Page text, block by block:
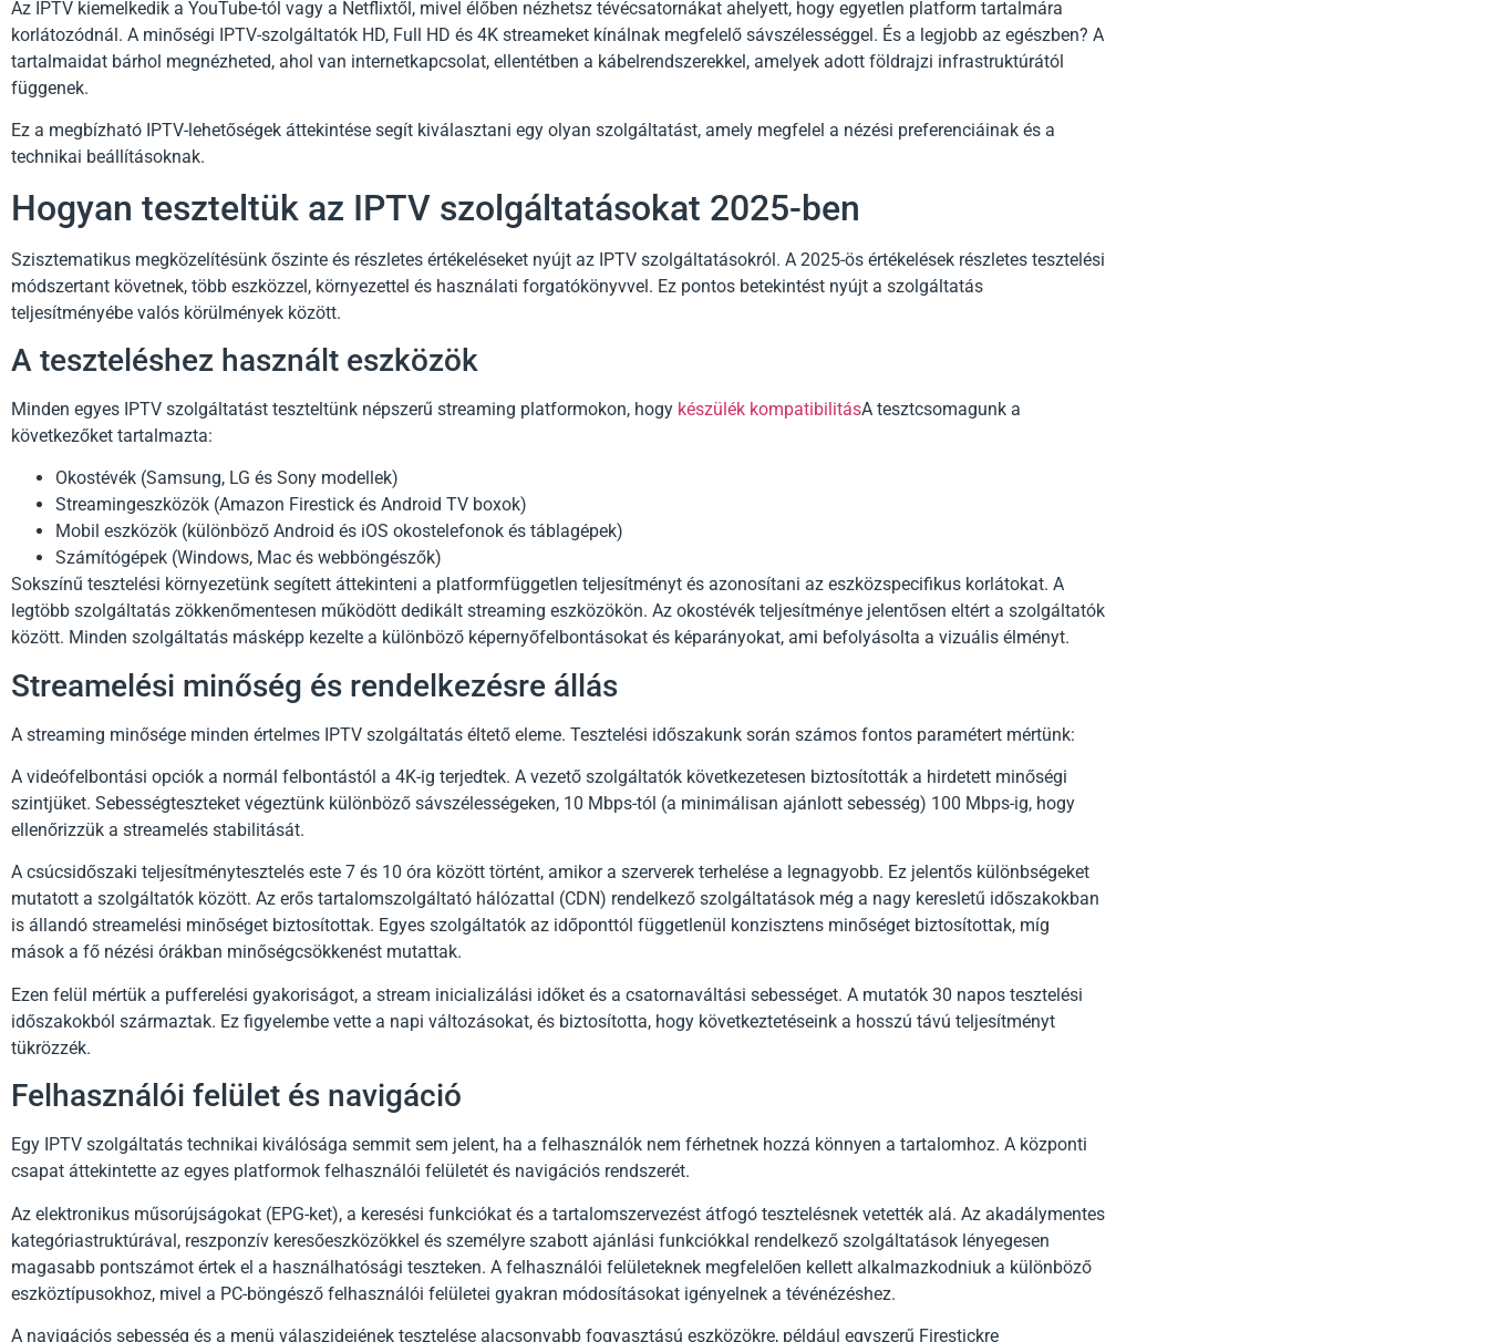
Az IPTV kiemelkedik a YouTube-tól vagy a Netflixtől, mivel élőben nézhetsz tévécsatornákat ahelyett, hogy egyetlen platform tartalmára
korlátozódnál. A minőségi IPTV-szolgáltatók HD, Full HD és 4K streameket kínálnak megfelelő sávszélességgel. És a legjobb az egészben? A
tartalmaidat bárhol megnézheted, ahol van internetkapcsolat, ellentétben a kábelrendszerekkel, amelyek adott földrajzi infrastruktúrától
függenek.
Ez a megbízható IPTV-lehetőségek áttekintése segít kiválasztani egy olyan szolgáltatást, amely megfelel a nézési preferenciáinak és a
technikai beállításoknak.
Hogyan teszteltük az IPTV szolgáltatásokat 2025-ben
Szisztematikus megközelítésünk őszinte és részletes értékeléseket nyújt az IPTV szolgáltatásokról. A 2025-ös értékelések részletes tesztelési
módszertant követnek, több eszközzel, környezettel és használati forgatókönyvvel. Ez pontos betekintést nyújt a szolgáltatás
teljesítményébe valós körülmények között.
A teszteléshez használt eszközök
Minden egyes IPTV szolgáltatást teszteltünk népszerű streaming platformokon, hogy készülék kompatibilitásA tesztcsomagunk a
következőket tartalmazta:
Okostévék (Samsung, LG és Sony modellek)
Streamingeszközök (Amazon Firestick és Android TV boxok)
Mobil eszközök (különböző Android és iOS okostelefonok és táblagépek)
Számítógépek (Windows, Mac és webböngészők)
Sokszínű tesztelési környezetünk segített áttekinteni a platformfüggetlen teljesítményt és azonosítani az eszközspecifikus korlátokat. A
legtöbb szolgáltatás zökkenőmentesen működött dedikált streaming eszközökön. Az okostévék teljesítménye jelentősen eltért a szolgáltatók
között. Minden szolgáltatás másképp kezelte a különböző képernyőfelbontásokat és képarányokat, ami befolyásolta a vizuális élményt.
Streamelési minőség és rendelkezésre állás
A streaming minősége minden értelmes IPTV szolgáltatás éltető eleme. Tesztelési időszakunk során számos fontos paramétert mértünk:
A videófelbontási opciók a normál felbontástól a 4K-ig terjedtek. A vezető szolgáltatók következetesen biztosították a hirdetett minőségi
szintjüket. Sebességteszteket végeztünk különböző sávszélességeken, 10 Mbps-tól (a minimálisan ajánlott sebesség) 100 Mbps-ig, hogy
ellenőrizzük a streamelés stabilitását.
A csúcsidőszaki teljesítménytesztelés este 7 és 10 óra között történt, amikor a szerverek terhelése a legnagyobb. Ez jelentős különbségeket
mutatott a szolgáltatók között. Az erős tartalomszolgáltató hálózattal (CDN) rendelkező szolgáltatások még a nagy keresletű időszakokban
is állandó streamelési minőséget biztosítottak. Egyes szolgáltatók az időponttól függetlenül konzisztens minőséget biztosítottak, míg
mások a fő nézési órákban minőségcsökkenést mutattak.
Ezen felül mértük a pufferelési gyakoriságot, a stream inicializálási időket és a csatornaváltási sebességet. A mutatók 30 napos tesztelési
időszakokból származtak. Ez figyelembe vette a napi változásokat, és biztosította, hogy következtetéseink a hosszú távú teljesítményt
tükrözzék.
Felhasználói felület és navigáció
Egy IPTV szolgáltatás technikai kiválósága semmit sem jelent, ha a felhasználók nem férhetnek hozzá könnyen a tartalomhoz. A központi
csapat áttekintette az egyes platformok felhasználói felületét és navigációs rendszerét.
Az elektronikus műsorújságokat (EPG-ket), a keresési funkciókat és a tartalomszervezést átfogó tesztelésnek vetették alá. Az akadálymentes
kategóriastruktúrával, reszponzív keresőeszközökkel és személyre szabott ajánlási funkciókkal rendelkező szolgáltatások lényegesen
magasabb pontszámot értek el a használhatósági teszteken. A felhasználói felületeknek megfelelően kellett alkalmazkodniuk a különböző
eszköztípusokhoz, mivel a PC-böngésző felhasználói felületei gyakran módosításokat igényelnek a tévénézéshez.
A navigációs sebesség és a menü válaszidejének tesztelése alacsonyabb fogyasztású eszközökre, például egyszerű Firestickre